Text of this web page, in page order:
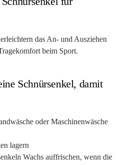
das An- und Ausziehen
beim Sport.
Schnürsenkel, damit
oder Maschinenwäsche
lagern
Wachs auffrischen, wenn die